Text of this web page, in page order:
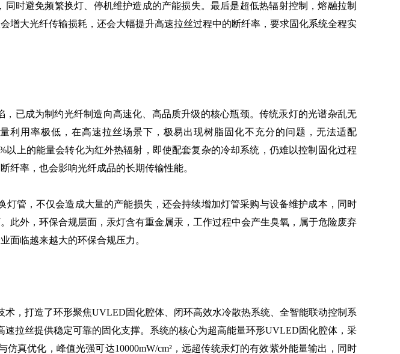
时避免频繁换灯、停机维护造成的产能损失。最后是超低热辐射控制，熔融拉制
增大光纤传输损耗，还会大幅提升高速拉丝过程中的断纤率，要求固化系统全程实
成为制约光纤制造向高速化、高品质升级的核心瓶颈。传统汞灯的光谱杂乱无
利用率极低，在高速拉丝场景下，极易出现树脂固化不充分的问题，无法适配
上的能量会转化为红外热辐射，即使配套复杂的冷却系统，仍难以控制固化过程
纤率，也会影响光纤成品的长期传输性能。
管，不仅会造成大量的产能损失，还会持续增加灯管采购与设备维护成本，同时
此外，环保合规层面，汞灯含有重金属汞，工作过程中会产生臭氧，属于危险废弃
面临越来越大的环保合规压力。
打造了环形聚焦UVLED固化腔体、闭环高效水冷散热系统、全智能联动控制系
拉丝提供稳定可靠的固化支撑。系统的核心为超高能量环形UVLED固化腔体，采
真优化，峰值光强可达10000mW/cm²，远超传统汞灯的有效紫外能量输出，同时